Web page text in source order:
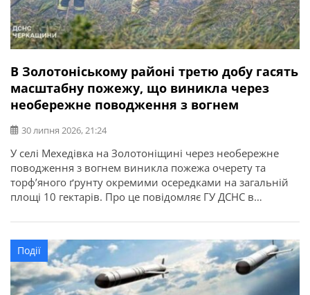
В Золотоніському районі третю добу гасять
масштабну пожежу, що виникла через
необережне поводження з вогнем
30 липня 2026, 21:24
У селі Мехедівка на Золотоніщині через необережне
поводження з вогнем виникла пожежа очерету та
торф’яного ґрунту окремими осередками на загальній
площі 10 гектарів. Про це повідомляє ГУ ДСНС в
працюють відділ швидкого реагування Регіонального
центру управління в надзвичайних ситуаціях, а також
рятувальники та техніка чотирьох пожежно-
рятувальних частин. […]
Події